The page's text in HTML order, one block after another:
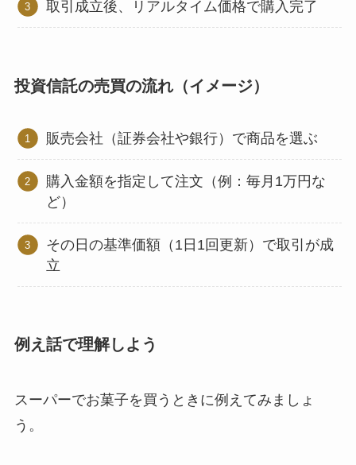
取引成立後、リアルタイム価格で購入完了
投資信託の売買の流れ（イメージ）
販売会社（証券会社や銀行）で商品を選ぶ
購入金額を指定して注文（例：毎月1万円な
ど）
その日の基準価額（1日1回更新）で取引が成
立
例え話で理解しよう
スーパーでお菓子を買うときに例えてみましょ
う。